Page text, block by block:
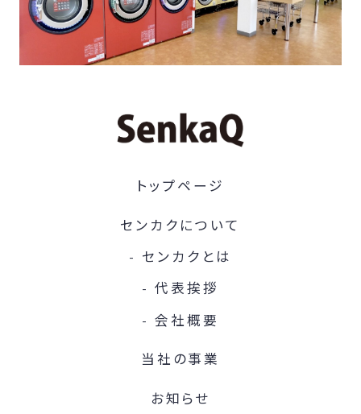
トップページ
センカクについて
センカクとは
代表挨拶
会社概要
当社の事業
お知らせ